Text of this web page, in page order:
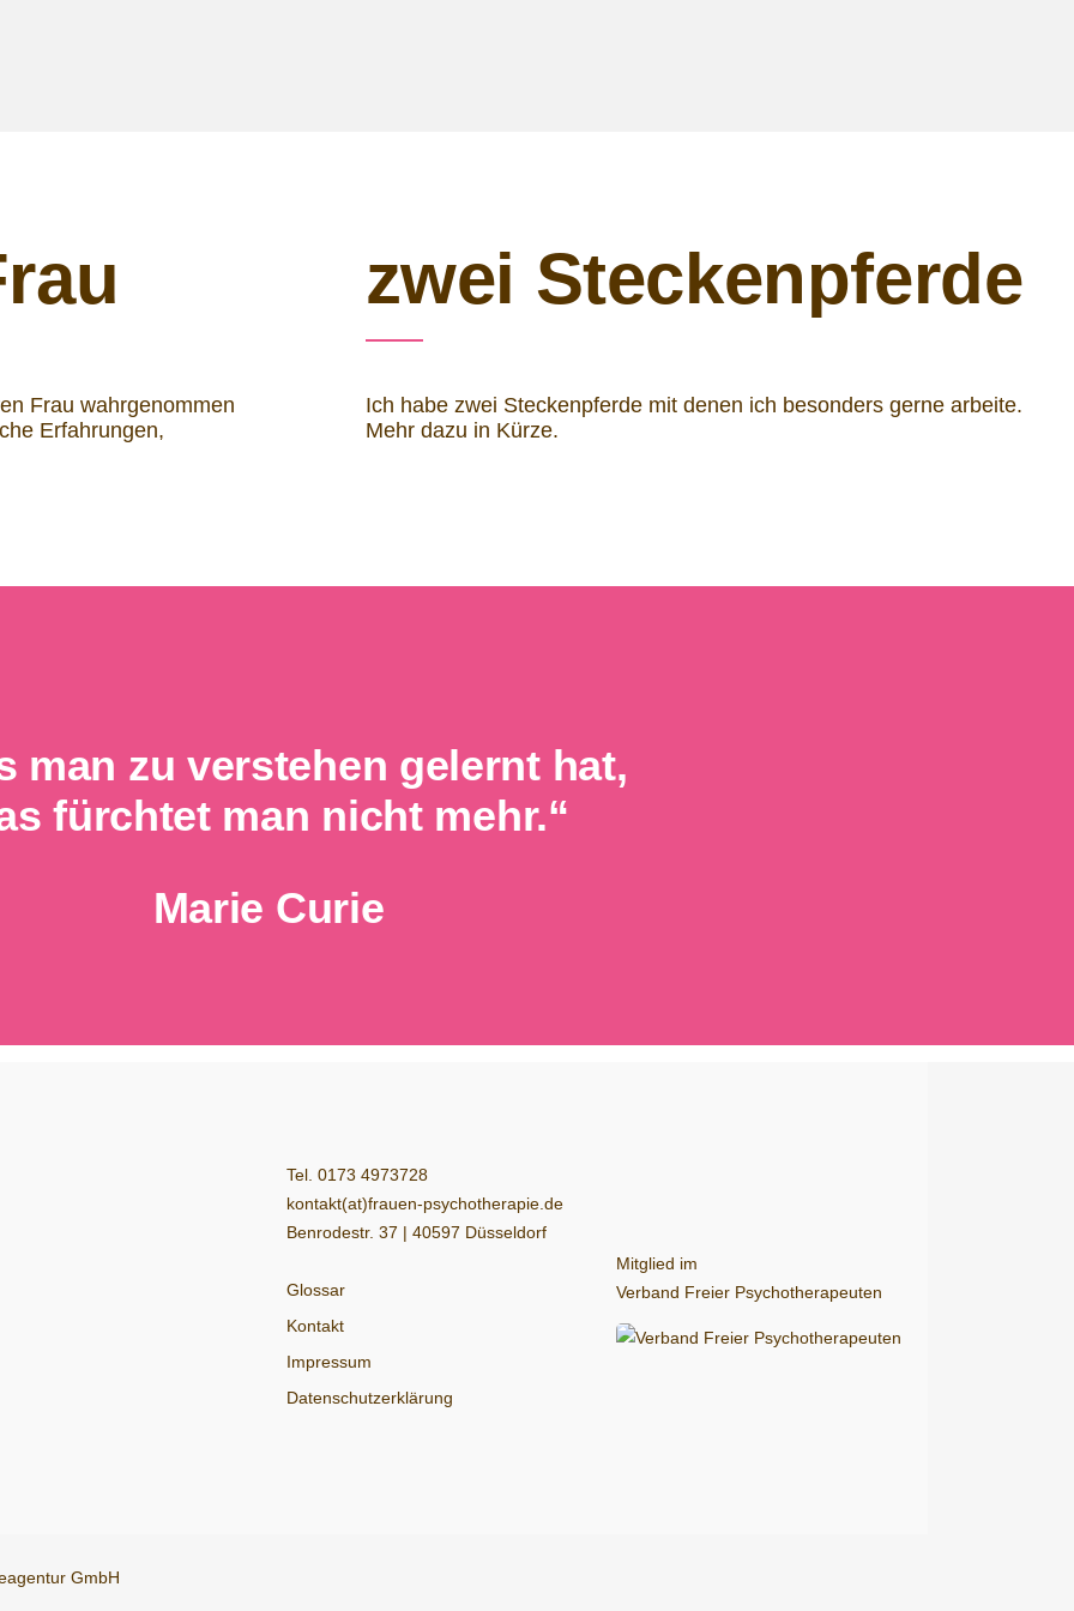
Frau wahrgenommen
Erfahrungen,
zwei Steckenpferde
Ich habe zwei Steckenpferde mit denen ich besonders gerne arbeite.
Mehr dazu in Kürze.
man zu verstehen gelernt hat,
fürchtet man nicht mehr.“
Marie Curie
Tel. 0173 4973728
kontakt(at)frauen-psychotherapie.de
Benrodestr. 37 | 40597 Düsseldorf
Glossar
Kontakt
Impressum
Datenschutzerklärung
Mitglied im
Verband Freier Psychotherapeuten
GmbH